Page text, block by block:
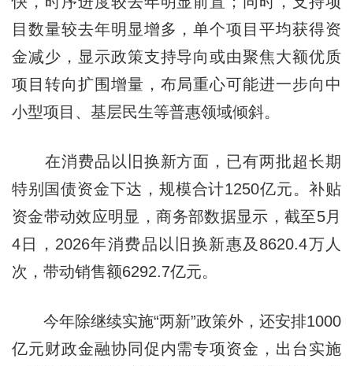
目数量较去年明显增多，单个项目平均获得资
金减少，显示政策支持导向或由聚焦大额优质
项目转向扩围增量，布局重心可能进一步向中
小型项目、基层民生等普惠领域倾斜。
在消费品以旧换新方面，已有两批超长期
特别国债资金下达，规模合计1250亿元。补贴
资金带动效应明显，商务部数据显示，截至5月
4日，2026年消费品以旧换新惠及8620.4万人
次，带动销售额6292.7亿元。
今年除继续实施“两新”政策外，还安排1000
亿元财政金融协同促内需专项资金，出台实施